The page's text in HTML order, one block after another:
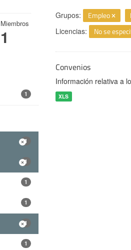
Miembros
1
1
1
1
1
1
1
1
Grupos: Empleo
Licencias: No se
Convenios
Información relativa a
XLS